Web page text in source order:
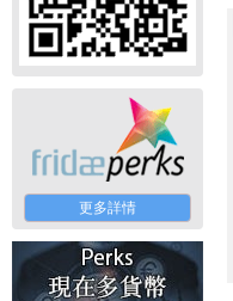
更多詳情